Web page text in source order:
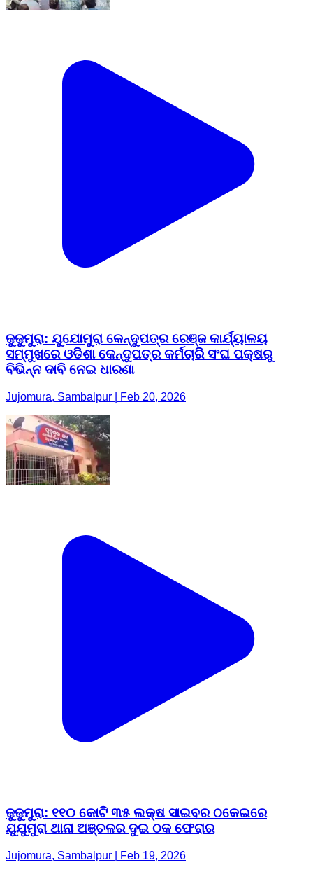
ଜୁଜୁମୁରା: ଯୁଯୋମୁରା କେନ୍ଦୁପତ୍ର ରେଞ୍ଜ କାର୍ଯ୍ୟାଳୟ
ସମ୍ମୁଖରେ ଓଡିଶା କେନ୍ଦୁପତ୍ର କର୍ମଚାରି ସଂଘ ପକ୍ଷରୁ
ବିଭିନ୍ନ ଦାବି ନେଇ ଧାରଣା
Jujomura, Sambalpur | Feb 20, 2026
ଜୁଜୁମୁରା: ୧୧୦ କୋଟି ୩୫ ଲକ୍ଷ ସାଇବର ଠକେଇରେ
ଯୁଯୁମୁରା ଥାନା ଅଞ୍ଚଳର ଦୁଇ ଠକ ଫେରାର
Jujomura, Sambalpur | Feb 19, 2026